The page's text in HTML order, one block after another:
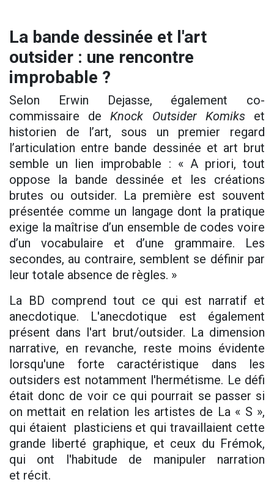
La bande dessinée et l'art
outsider : une rencontre
improbable ?
Selon Erwin Dejasse, également co-
commissaire deKnock Outsider Komikset
historien de l’art, sous un premier regard
l’articulation entre bande dessinée et art brut
semble un lien improbable : « A priori, tout
oppose la bande dessinée et les créations
brutes ou outsider. La première est souvent
présentée comme un langage dont la pratique
exige la maîtrise d’un ensemble de codes voire
d’un vocabulaire et d’une grammaire. Les
secondes, au contraire, semblent se définir par
leur totale absence de règles. »
La BD comprend tout ce qui est narratif et
anecdotique. L'anecdotique est également
présent dans l'art brut/outsider. La dimension
narrative, en revanche, reste moins évidente
lorsqu'une forte caractéristique dans les
outsiders est notamment l'hermétisme. Le défi
était donc de voir ce qui pourrait se passer si
on mettait en relation les artistes de La « S »,
qui étaient plasticiens et qui travaillaient cette
grande liberté graphique, et ceux du Frémok,
qui ont l'habitude de manipuler narration
et récit.